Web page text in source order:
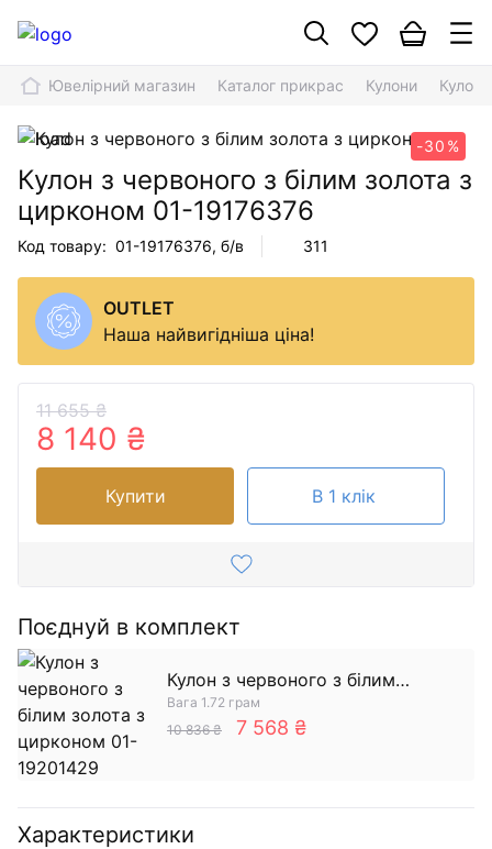
Ювелірний магазин Каталог прикрас Кулони Кулон
-30%
Кулон з червоного з білим золота з
цирконом 01-19176376
Код товару: 01-19176376, б/в 311
OUTLET
Наша найвигідніша ціна!
11 655 ₴
8 140 ₴
Купити В 1 клік
Поєднуй в комплект
Кулон з червоного з білим
золота з цирконом
Вага 1.72 грам
10 836 ₴
7 568 ₴
Характеристики